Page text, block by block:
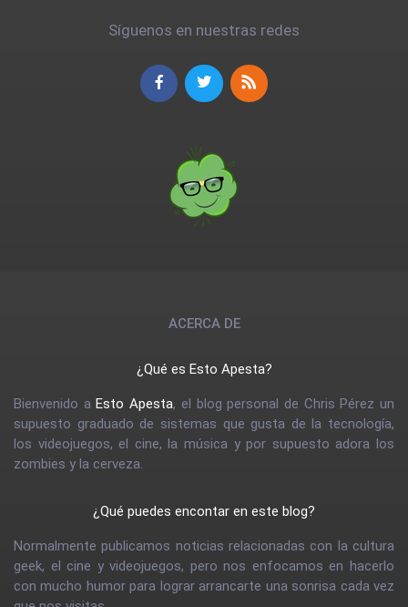
Síguenos en nuestras redes
ACERCA DE
¿Qué es Esto Apesta?
Bienvenido aEsto Apesta, el blog personal de Chris Pérez un
supuesto graduado de sistemas que gusta de la tecnología,
los videojuegos, el cine, la música y por supuesto adora los
zombies y la cerveza.
¿Qué puedes encontar en este blog?
Normalmente publicamos noticias relacionadas con la cultura
geek, el cine y videojuegos, pero nos enfocamos en hacerlo
con mucho humor para lograr arrancarte una sonrisa cada vez